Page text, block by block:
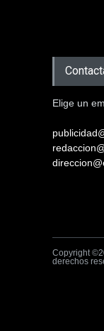
Elige un
Copyright
derechos